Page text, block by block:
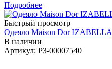
Подробнее
Быстрый просмотр
Одеяло Maison Dor IZABELLA
В наличии
Артикул: РЗ-00007540